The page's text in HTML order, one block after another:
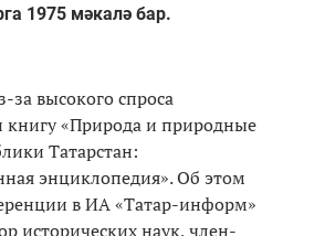
1975 мәкалә бар.
за высокого спроса
книгу «Природа и природные
Татарстан:
энциклопедия». Об этом
в ИА «Татар-информ»
исторических наук, член-